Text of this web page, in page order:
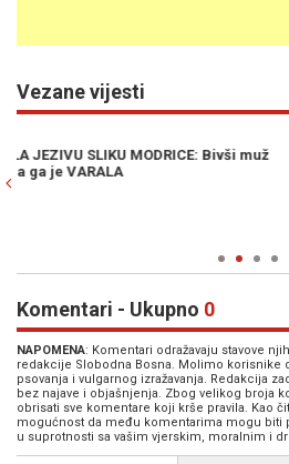
Vezane vijesti
IZGLEDA NEVJEROVATNO: Hrvatska
ekrana, evo kako izgleda danas...
Komentari - Ukupno 0
NAPOMENA: Komentari odražavaju stavove
redakcije Slobodna Bosna. Molimo korisnike
psovanja i vulgarnog izražavanja. Redakcija
bez najave i objašnjenja. Zbog velikog broja
obrisati sve komentare koji krše pravila. Kao
mogućnost da među komentarima mogu biti
u suprotnosti sa vašim vjerskim, moralnim i